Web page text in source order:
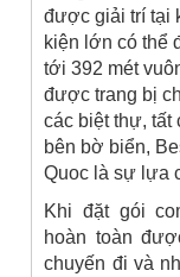
được giải trí tại
kiện lớn có thể
tới 392 mét
được trang bị
các biệt thự, tất
bên bờ biển,
Quoc là sự lựa
Khi đặt gói
hoàn toàn
chuyến đi và